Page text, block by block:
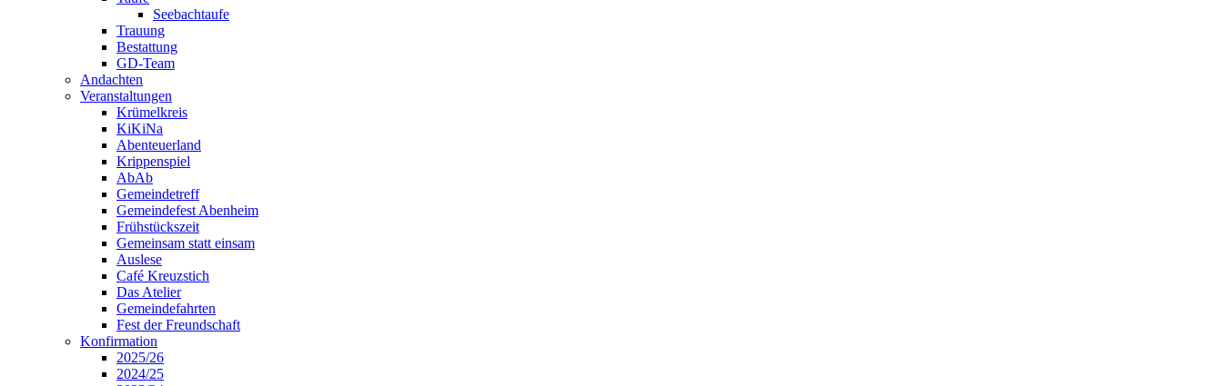
Seebachtaufe
Trauung
Bestattung
GD-Team
Andachten
Veranstaltungen
Krümelkreis
KiKiNa
Abenteuerland
Krippenspiel
AbAb
Gemeindetreff
Gemeindefest Abenheim
Frühstückszeit
Gemeinsam statt einsam
Auslese
Café Kreuzstich
Das Atelier
Gemeindefahrten
Fest der Freundschaft
Konfirmation
2025/26
2024/25